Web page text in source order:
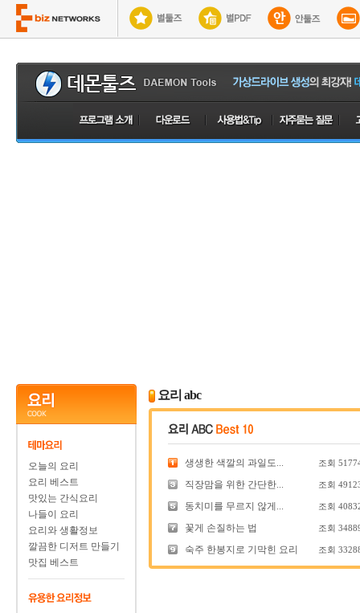
오늘의 요리
요리 베스트
맛있는 간식요리
나들이 요리
요리와 생활정보
깔끔한 디저트 만들기
맛집 베스트
요리 abc
생생한 색깔의 과일도... 조회
직장맘을 위한 간단한... 조회
동치미를 무르지 않게... 조회
꽃게 손질하는 법 조회
숙주 한봉지로 기막힌 요리 조회